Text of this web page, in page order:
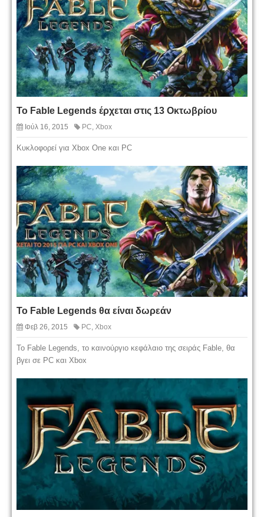
Το Fable Legends έρχεται στις 13 Οκτωβρίου
Ιούλ 16, 2015 PC Xbox
Κυκλοφορεί για Xbox One και PC
Το Fable Legends θα είναι δωρεάν
Φεβ 26, 2015 PC, Xbox
Το Fable Legends, το καινούργιο κεφάλαιο της σειράς Fable, θα
βγει σε PC και Xbox